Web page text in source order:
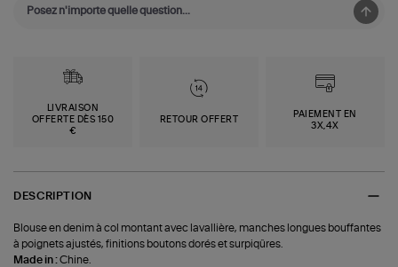
LIVRAISON
OFFERTE DÈS 150
€
RETOUR OFFERT
PAIEMENT EN
3X,4X
DESCRIPTION
Blouse en denim à col montant avec lavallière, manches longues bouffantes
à poignets ajustés, finitions boutons dorés et surpiqûres.
Made in :Chine.